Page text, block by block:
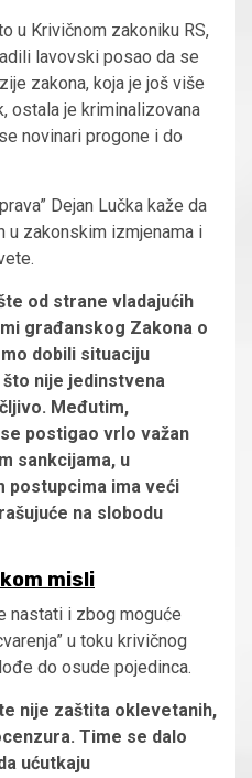
u Krivičnom zakoniku RS,
lavovski posao da se
zakona, koja je još više
ostala je kriminalizovana
novinari progone i do
Dejan Lučka kaže da
u zakonskim izmjenama i
od strane vladajućih
građanskog Zakona o
dobili situaciju
nije jedinstvena
Međutim,
postigao vrlo važan
sankcijama, u
postupcima ima veći
na slobodu
misli
nastati i zbog moguće
u toku krivičnog
do osude pojedinca.
nije zaštita oklevetanih,
Time se dalo
ućutkaju